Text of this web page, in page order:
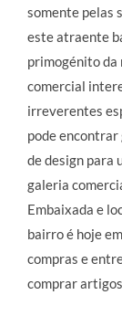
somente pelas
este atraente
primogénito da
comercial
irreverentes
pode
de design para
galeria
Embaixada e
bairro é hoje
compras e
comprar